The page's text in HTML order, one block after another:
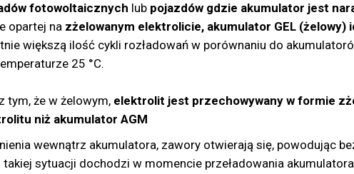
fotowoltaicznych lub pojazdów gdzie akumulator jest
opartej na zżelowanym elektrolicie, akumulator GEL (żelowy)
większą ilość cykli rozładowań w porównaniu do
25 °C.
tym, że w żelowym, elektrolit jest przechowywany w formie
niż akumulator AGM
wewnątrz akumulatora, zawory otwierają się, powodując
sytuacji dochodzi w momencie przeładowania akumulatora